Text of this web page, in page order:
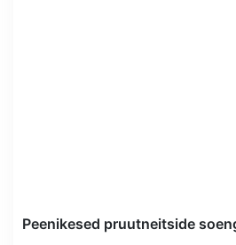
Peenikesed pruutneitside